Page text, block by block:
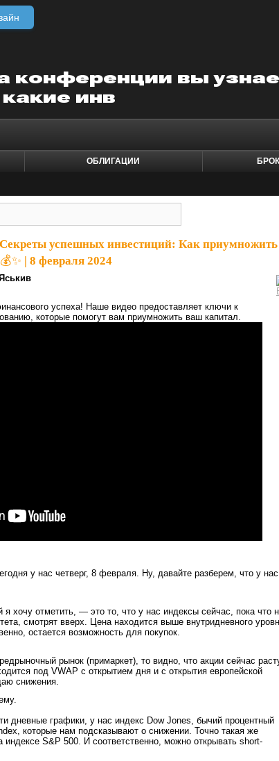
ОБЛИГАЦИИ
Секреты успешных инвестиций: Как приумножить
| 8 февраля 2024
успеха! Наше видео предоставляет ключи к
которые помогут вам приумножить ваш капитал.
у нас четверг, 8 февраля. Ну, давайте разберем, что у нас
я хочу отметить, — это то, что у нас индексы сейчас, пока что
смотрят вверх. Цена находится выше внутридневного
остается возможность для покупок.
рынок (примаркет), то видно, что акции сейчас
под VWAP с открытием дня и с открытия европейской
снижения.
дневные графики, у нас индекс Dow Jones, бычий процентный
которые нам подсказывают о снижении. Точно такая же
индексе S&P 500. И соответственно, можно открывать short-